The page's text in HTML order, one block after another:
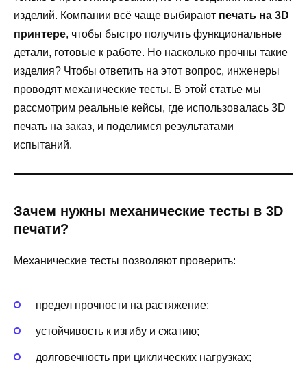
изделий. Компании всё чаще выбирают печать на 3D
принтере, чтобы быстро получить функциональные
детали, готовые к работе. Но насколько прочны такие
изделия? Чтобы ответить на этот вопрос, инженеры
проводят механические тесты. В этой статье мы
рассмотрим реальные кейсы, где использовалась 3D
печать на заказ, и поделимся результатами
испытаний.
Зачем нужны механические тесты в 3D
печати?
Механические тесты позволяют проверить:
предел прочности на растяжение;
устойчивость к изгибу и сжатию;
долговечность при циклических нагрузках;